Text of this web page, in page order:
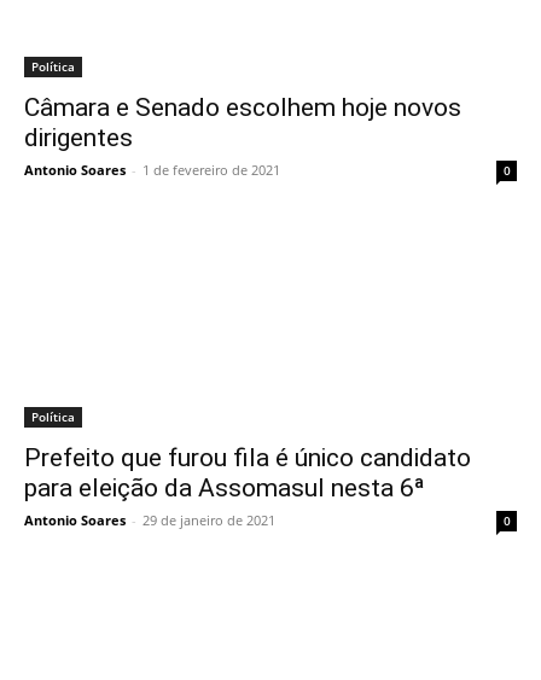
Política
Câmara e Senado escolhem hoje novos
dirigentes
Antonio Soares - 1 de fevereiro de 2021 0
Política
Prefeito que furou fila é único candidato
para eleição da Assomasul nesta 6ª
Antonio Soares - 29 de janeiro de 2021 0